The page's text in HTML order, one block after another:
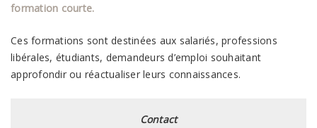
formation courte.
Ces formations sont destinées aux salariés, professions
libérales, étudiants, demandeurs d’emploi souhaitant
approfondir ou réactualiser leurs connaissances.
Contact